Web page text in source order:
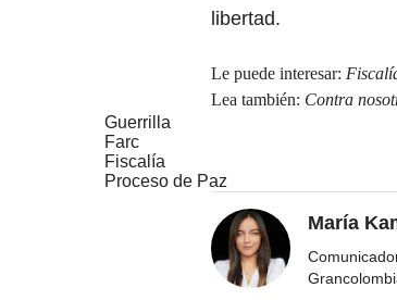
libertad.
Le puede interesar:
Lea también: Contra
Guerrilla
Farc
Fiscalía
Proceso de Paz
María